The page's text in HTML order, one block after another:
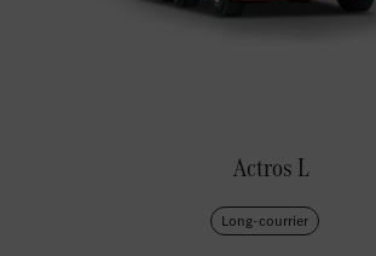
Actros L
Long-courrier